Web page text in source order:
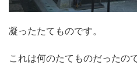
凝ったたてものです。
これは何のたてものだったの